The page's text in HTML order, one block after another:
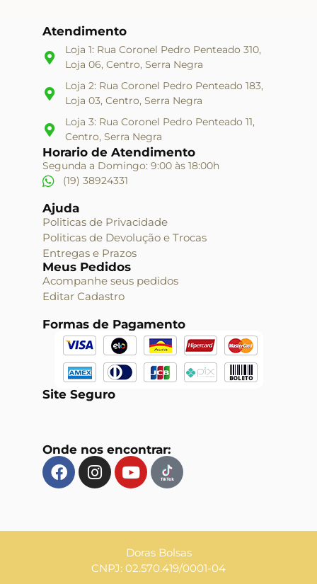
Atendimento
Loja 1: Rua Coronel Pedro Penteado 310,
Loja 06, Centro, Serra Negra
Loja 2: Rua Coronel Pedro Penteado 183,
Loja 03, Centro, Serra Negra
Loja 3: Rua Coronel Pedro Penteado 11,
Centro, Serra Negra
Horario de Atendimento
Segunda a Domingo: 9:00 às 18:00h
(19) 38924331
Ajuda
Politicas de Privacidade
Politicas de Devolução e Trocas
Entregas e Prazos
Meus Pedidos
Acompanhe seus pedidos
Editar Cadastro
Formas de Pagamento
Site Seguro
Onde nos encontrar:
Doras Bolsas
CNPJ: 02.570.419/0001-04